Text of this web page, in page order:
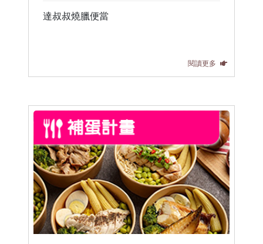
達叔叔燒臘便當
閱讀更多